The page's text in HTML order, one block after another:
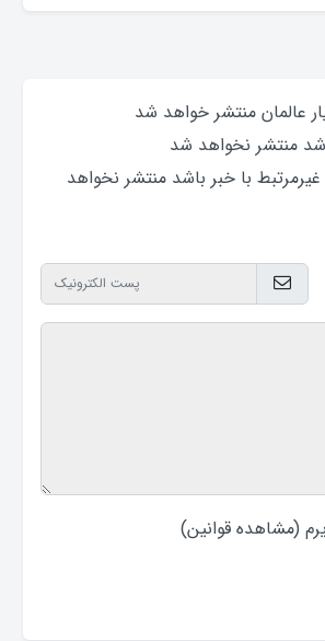
عالمان منتشر خواهد‌ شد
منتشر نخواهد‌ شد
با خبر باشد منتشر نخواهد‌
(مشاهده قوانین)